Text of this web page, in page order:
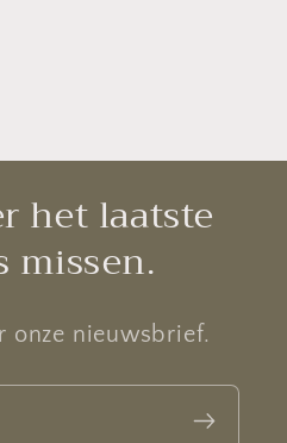
het laatste
missen.
onze nieuwsbrief.